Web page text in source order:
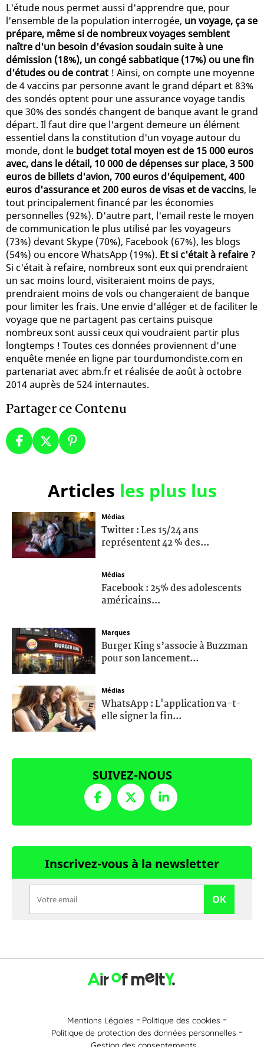
L'étude nous permet aussi d'apprendre que, pour
l'ensemble de la population interrogée, un voyage, ça se
prépare, même si de nombreux voyages semblent
naître d'un besoin d'évasion soudain suite à une
démission (18%), un congé sabbatique (17%) ou une fin
d'études ou de contrat ! Ainsi, on compte une moyenne
de 4 vaccins par personne avant le grand départ et 83%
des sondés optent pour une assurance voyage tandis
que 30% des sondés changent de banque avant le grand
départ. Il faut dire que l'argent demeure un élément
essentiel dans la constitution d'un voyage autour du
monde, dont le budget total moyen est de 15 000 euros
avec, dans le détail, 10 000 de dépenses sur place, 3 500
euros de billets d'avion, 700 euros d'équipement, 400
euros d'assurance et 200 euros de visas et de vaccins, le
tout principalement financé par les économies
personnelles (92%). D'autre part, l'email reste le moyen
de communication le plus utilisé par les voyageurs
(73%) devant Skype (70%), Facebook (67%), les blogs
(54%) ou encore WhatsApp (19%). Et si c'était à refaire ?
Si c'était à refaire, nombreux sont eux qui prendraient
un sac moins lourd, visiteraient moins de pays,
prendraient moins de vols ou changeraient de banque
pour limiter les frais. Une envie d'alléger et de faciliter le
voyage que ne partagent pas certains puisque
nombreux sont aussi ceux qui voudraient partir plus
longtemps ! Toutes ces données proviennent d'une
enquête menée en ligne par tourdumondiste.com en
partenariat avec abm.fr et réalisée de août à octobre
2014 auprès de 524 internautes.
Partager ce Contenu
Articles les plus lus
Médias
Twitter : Les 15/24 ans
représentent 42 % des...
Médias
Facebook : 25% des adolescents
américains...
Marques
Burger King s’associe à Buzzman
pour son lancement...
Médias
WhatsApp : L'application va-t-
elle signer la fin...
SUIVEZ-NOUS
Inscrivez-vous à la newsletter
OK
Mentions Légales
Politique des cookies
Politique de protection des données personnelles